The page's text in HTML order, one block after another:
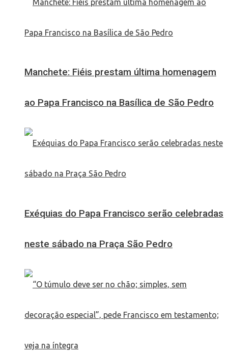
Manchete: Fiéis prestam última homenagem
ao Papa Francisco na Basílica de São Pedro
Exéquias do Papa Francisco serão celebradas
neste sábado na Praça São Pedro